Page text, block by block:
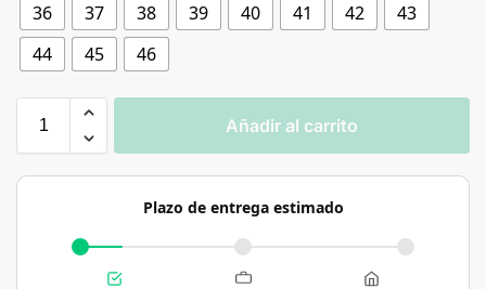
36 37 38 39 40 41 42
43
44
45 46
Añadir al carrito
Plazo de entrega estimado